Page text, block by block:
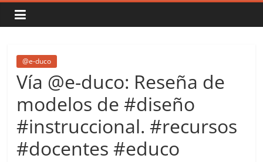
Gestión
del
Conocimiento
Learn
more.
Do
@e-duco
Vía @e-duco: Reseña de
modelos de #diseño
#instruccional. #recursos
#docentes #educo